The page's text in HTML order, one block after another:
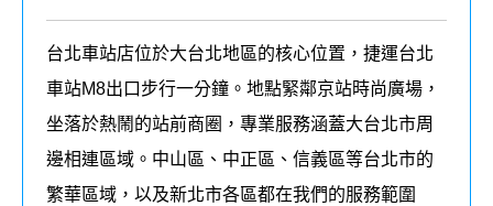
台北車站店位於大台北地區的核心位置，捷運台北
車站M8出口步行一分鐘。地點緊鄰京站時尚廣場，
坐落於熱鬧的站前商圈，專業服務涵蓋大台北市周
邊相連區域。中山區、中正區、信義區等台北市的
繁華區域，以及新北市各區都在我們的服務範圍